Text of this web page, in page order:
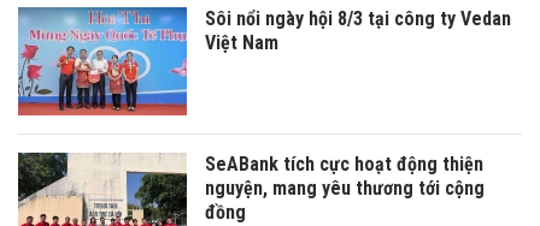
Sôi nổi ngày hội 8/3 tại công ty Vedan
Việt Nam
SeABank tích cực hoạt động thiện
nguyện, mang yêu thương tới cộng
đồng